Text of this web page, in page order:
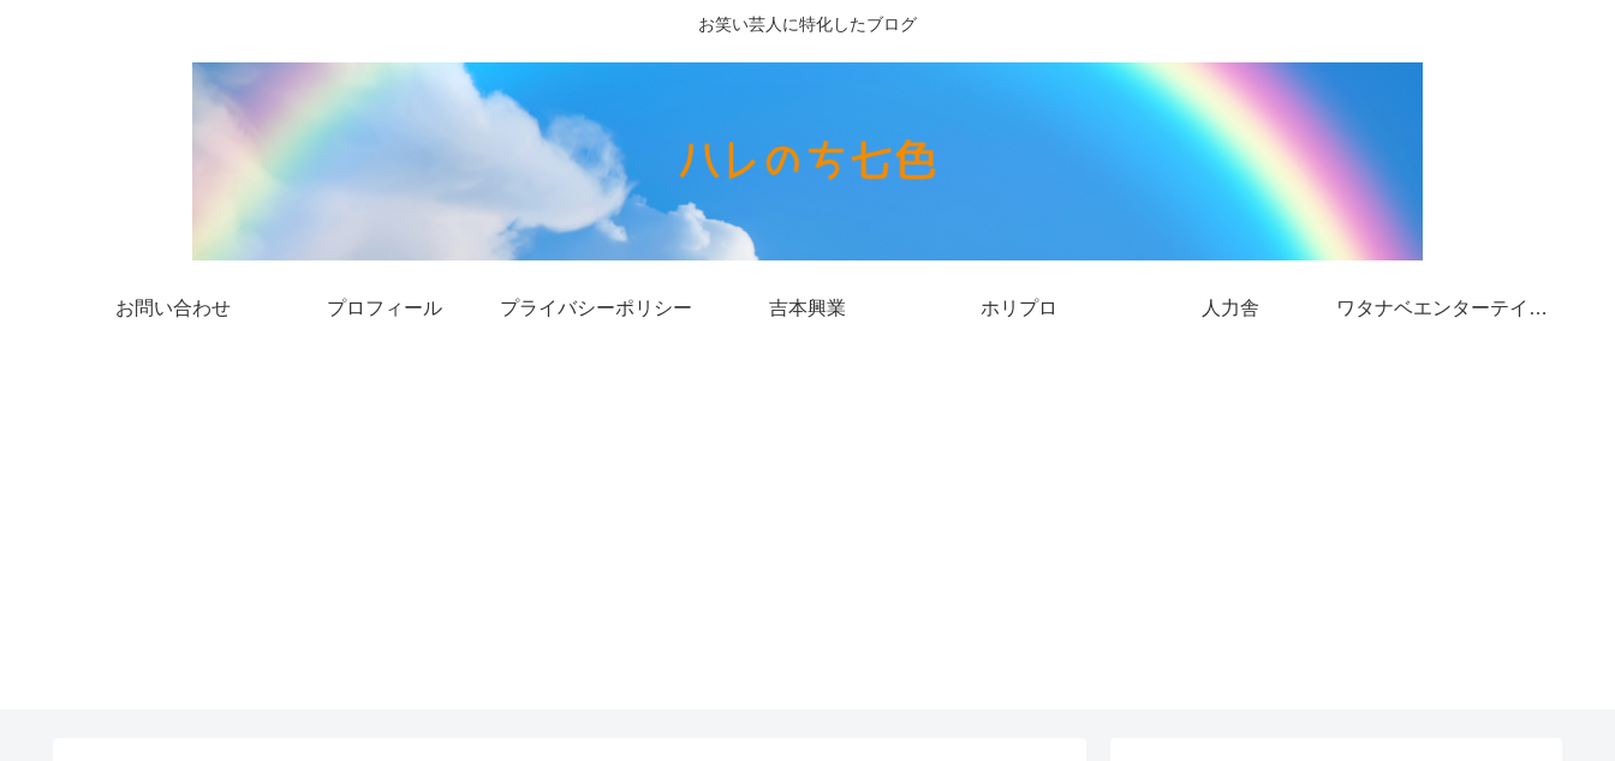
お笑い芸人に特化したブログ
お問い合わせ プロフィール プライバシーポリシー 吉本興業 ホリプロ 人力舎 ワタナベエンターテインメント